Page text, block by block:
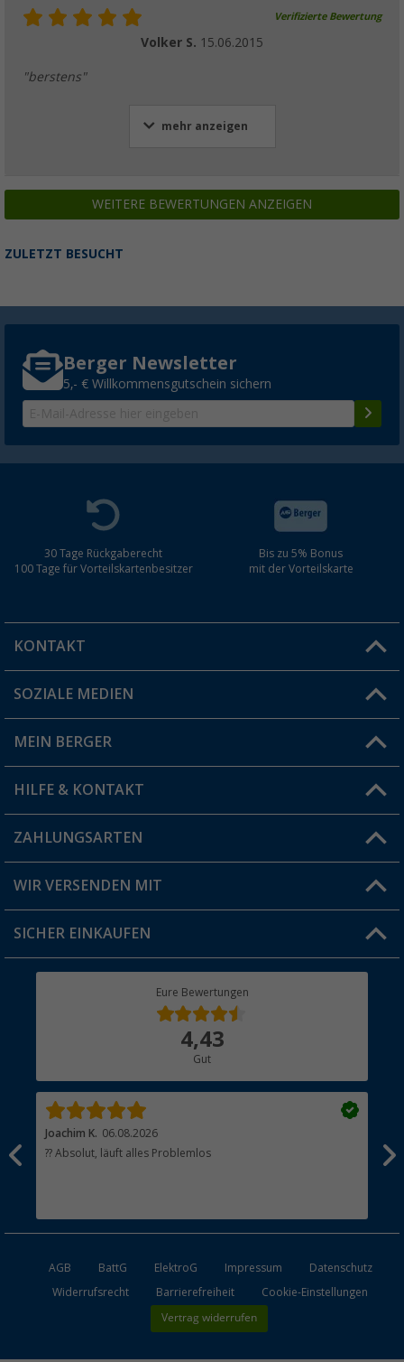
Verifizierte Bewertung
Volker S. 15.06.2015
"berstens"
mehr anzeigen
WEITERE BEWERTUNGEN ANZEIGEN
ZULETZT BESUCHT
Berger Newsletter
5,- € Willkommensgutschein sichern
30 Tage Rückgaberecht
100 Tage für Vorteilskartenbesitzer
Bis zu 5% Bonus
mit der Vorteilskarte
KONTAKT
Du hast eine Frage?
Filiale finden
SOZIALE MEDIEN
MEIN BERGER
Vorteilskarte
Blog
Jobs & Karriere
HILFE & KONTAKT
FAQ & Kontakt
Versandinformationen
Rücksendung
ZAHLUNGSARTEN
WIR VERSENDEN MIT
SICHER EINKAUFEN
Eure Bewertungen
4,43
Gut
Joachim K. 06.08.2026
?? Absolut, läuft alles Problemlos
AGB BattG ElektroG Impressum
Datenschutz
Widerrufsrecht
Barrierefreiheit Cookie-Einstellungen
Vertrag widerrufen